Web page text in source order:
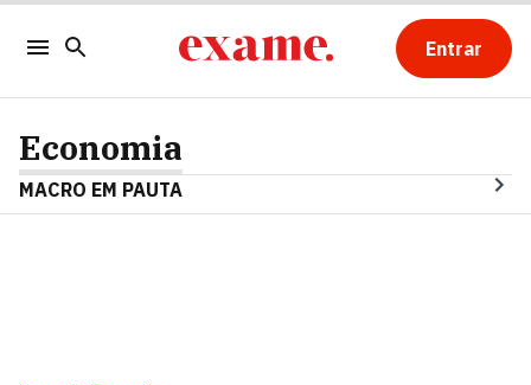
Entrar
Economia
MACRO EM PAUTA